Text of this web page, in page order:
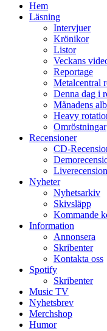
Hem
Läsning
Intervjuer
Krönikor
Listor
Veckans
Reportage
Metalcentral
Denna dag i
Månadens
Heavy
Omröstningar
Recensioner
CD-
Nyheter
Nyhetsarkiv
Skivsläpp
Kommande
Information
Annonsera
Skribenter
Kontakta oss
Spotify
Skribenter
Music TV
Nyhetsbrev
Merchshop
Humor